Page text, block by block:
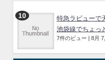
特急ラビューで
池袋線でちょっ
7件のビュー | 8月